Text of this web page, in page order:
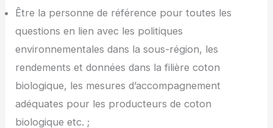
Être la personne de référence pour toutes les
questions en lien avec les politiques
environnementales dans la sous-région, les
rendements et données dans la filière coton
biologique, les mesures d’accompagnement
adéquates pour les producteurs de coton
biologique etc. ;